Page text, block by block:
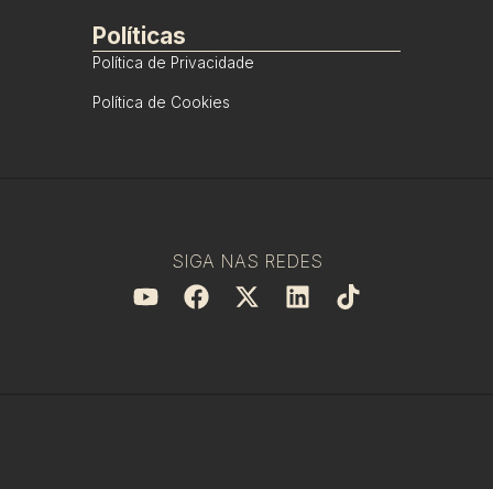
Políticas
Política de Privacidade
Política de Cookies
SIGA NAS REDES